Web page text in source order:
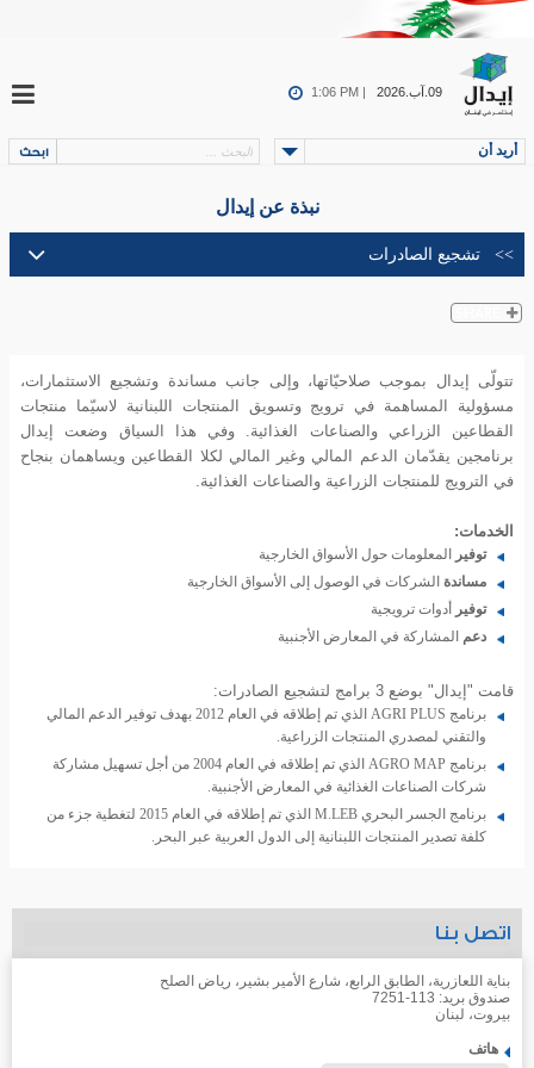
09.آب.2026 1:06 PM |
أريد أن
نبذة عن إيدال
تتولّى إيدال بموجب صلاحيّاتها، وإلى جانب مساندة وتشجيع الاستثمارات،
مسؤولية المساهمة في ترويج وتسويق المنتجات اللبنانية لاسيّما منتجات
القطاعين الزراعي والصناعات الغذائية. وفي هذا السياق وضعت إيدال
برنامجين يقدّمان الدعم المالي وغير المالي لكلا القطاعين ويساهمان بنجاح
في الترويج للمنتجات الزراعية والصناعات الغذائية.
الخدمات:
توفير
المعلومات حول الأسواق الخارجية
مساندة الشركات في الوصول إلى الأسواق الخارجية
توفير
أدوات ترويجية
دعم المشاركة في المعارض الأجنبية
قامت "إيدال" بوضع 3 برامج لتشجيع الصادرات:
برنامج AGRI PLUS الذي تم إطلاقه في العام 2012 بهدف توفير الدعم المالي
والتقني لمصدري المنتجات الزراعية.
برنامج AGRO MAP الذي تم إطلاقه في العام 2004 من أجل تسهيل مشاركة
شركات الصناعات الغذائية في المعارض الأجنبية.
برنامج الجسر البحري M.LEB الذي تم إطلاقه في العام 2015 لتغطية جزء من
كلفة تصدير المنتجات اللبنانية إلى الدول العربية عبر البحر.
اتصل بنا
بناية اللعازرية، الطابق الرابع، شارع الأمير بشير، رياض الصلح
صندوق بريد: 113-7251
بيروت، لبنان
هاتف